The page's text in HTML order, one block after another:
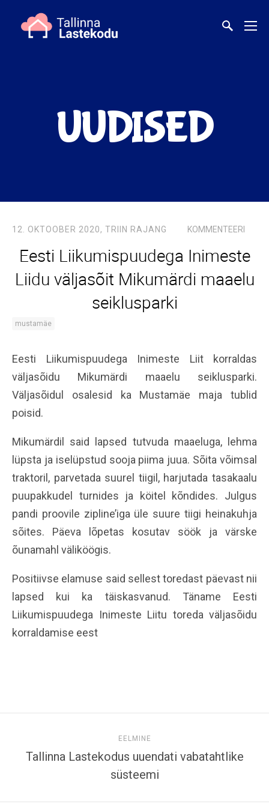
UUDISED
12. OKTOOBER 2020, TRIIN RAJANG KOMMENTEERI
Eesti Liikumispuudega Inimeste
Liidu väljasõit Mikumärdi maaelu
seiklusparki
mustamäe
Eesti Liikumispuudega Inimeste Liit korraldas
väljasõidu Mikumärdi maaelu seiklusparki.
Väljasõidul osalesid ka Mustamäe maja tublid
poisid.
Mikumärdil said lapsed tutvuda maaeluga, lehma
lüpsta ja iselüpstud sooja piima juua. Sõita võimsal
traktoril, parvetada suurel tiigil, harjutada tasakaalu
puupakkudel turnides ja köitel kõndides. Julgus
pandi proovile zipline’iga üle suure tiigi heinakuhja
sõites. Päeva lõpetas kosutav söök ja värske
õunamahl väliköögis.
Positiivse elamuse said sellest toredast päevast nii
lapsed kui ka täiskasvanud. Täname Eesti
Liikumispuudega Inimeste Liitu toreda väljasõidu
korraldamise eest
EELMINE
Tallinna Lastekodus uuendati vabatahtlike
süsteemi